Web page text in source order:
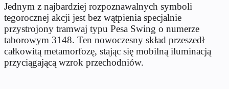
Jednym z najbardziej rozpoznawalnych symboli
tegorocznej akcji jest bez wątpienia specjalnie
przystrojony tramwaj typu Pesa Swing o numerze
taborowym 3148. Ten nowoczesny skład przeszedł
całkowitą metamorfozę, stając się mobilną iluminacją
przyciągającą wzrok przechodniów.